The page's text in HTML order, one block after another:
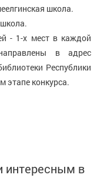
школа.
- 1-х мест в каждой
в адрес
Республики
этапе конкурса.
в